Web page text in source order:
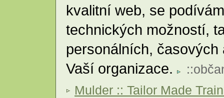
kvalitní web, se
technických možností,
personálních,
Vaší organizace.
::
Mulder :: Tailor Made